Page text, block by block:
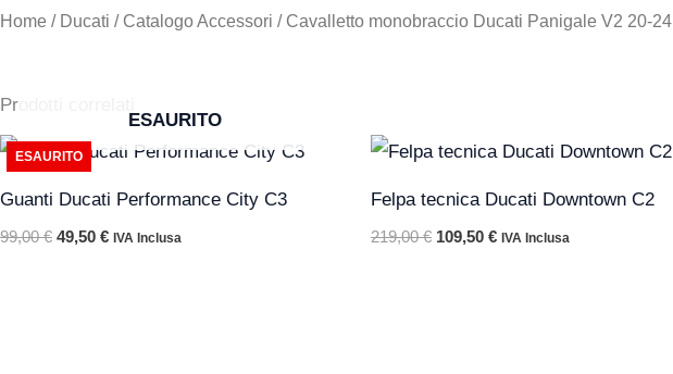
Home / Ducati / Catalogo Accessori / Cavalletto monobraccio Ducati Panigale V2 20-24
Prodotti correlati
ESAURITO
ESAURITO
Guanti Ducati Performance City C3
99,00€
Il
prezzo
era:
99,00 €.
49,50 €
Il
è:
IVA Inclusa
Felpa tecnica Ducati Downtown C2
219,00€
Il
era:
219,00 €.
109,50 €
Il
è:
IVA Inclusa